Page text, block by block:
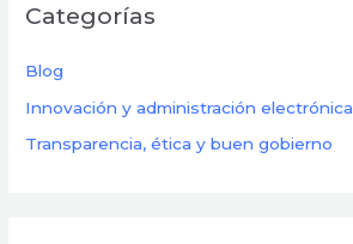
Categorías
Blog
Innovación y administración electrónica
Transparencia, ética y buen gobierno